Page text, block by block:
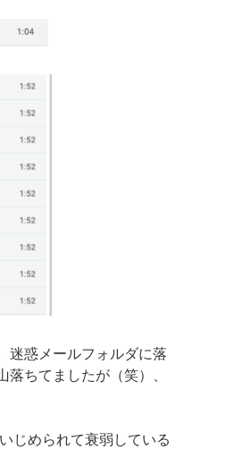
迷惑メールフォルダに落
ちてましたが（笑）、
じめられて衰弱している